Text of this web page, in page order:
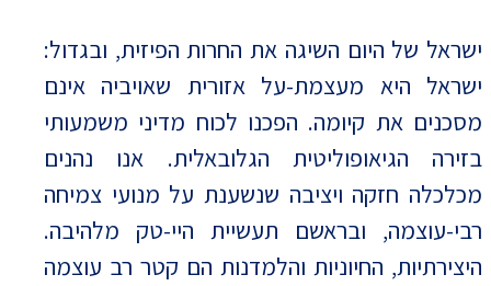
ישראל של היום השיגה את החרות הפיזית, ובגדול:
ישראל היא מעצמת-על אזורית שאויביה אינם
מסכנים את קיומה. הפכנו לכוח מדיני משמעותי
בזירה הגיאופוליטית הגלובאלית. אנו נהנים
מכלכלה חזקה ויציבה שנשענת על מנועי צמיחה
רבי-עוצמה, ובראשם תעשיית היי-טק מלהיבה.
היצירתיות, החיוניות והלמדנות הם קטר רב עוצמה